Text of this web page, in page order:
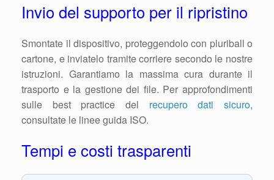
Invio del supporto per il ripristino
Smontate il dispositivo, proteggendolo con pluriball o
cartone, e inviatelo tramite corriere secondo le nostre
istruzioni. Garantiamo la massima cura durante il
trasporto e la gestione dei file. Per approfondimenti
sulle best practice del recupero dati sicuro,
consultate le linee guida ISO.
Tempi e costi trasparenti